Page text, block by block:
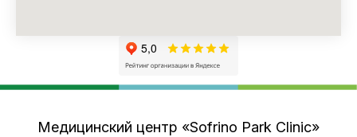
Медицинский центр «Sofrino Park Clinic»